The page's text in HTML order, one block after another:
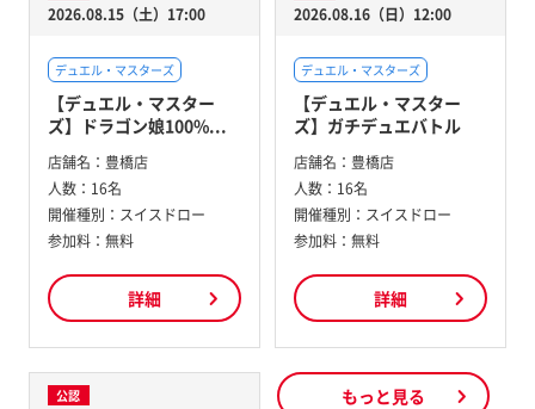
2026.08.15（土）17:00
デュエル・マスターズ
【デュエル・マスター
ズ】ドラゴン娘100%...
店舗名： 豊橋店
人数： 16名
開催種別： スイスドロー
参加料： 無料
詳細
2026.08.16（日）12:00
デュエル・マスターズ
【デュエル・マスター
ズ】ガチデュエバトル
店舗名： 豊橋店
人数： 16名
開催種別： スイスドロー
参加料： 無料
詳細
公認 もっと見る